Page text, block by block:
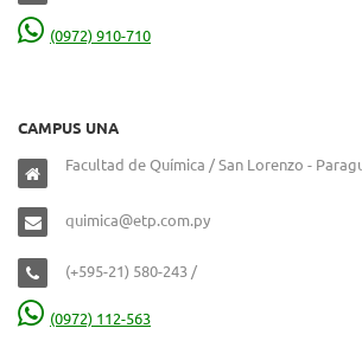
(0972) 910-710
CAMPUS UNA
Facultad de Química / San Lorenzo -
quimica@etp.com.py
(+595-21) 580-243 /
(0972) 112-563